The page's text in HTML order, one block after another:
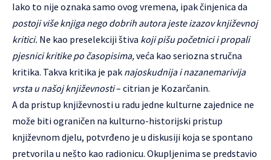
Iako to nije oznaka samo ovog vremena, ipak činjenica da
postoji više knjiga nego dobrih autora jeste izazov književnoj
kritici. Ne kao preselekciji štiva koji pišu početnici i propali
pjesnici kritike po časopisima,veća kao seriozna stručna
kritika. Takva kritika je pak najoskudnija i nazanemarivija
vrsta u našoj književnosti– citrian je Kozarčanin.
A da pristup književnosti u radu jedne kulturne zajednice ne
može biti ograničen na kulturno-historijski pristup
književnom djelu, potvrđeno je u diskusiji koja se spontano
pretvorila u nešto kao radionicu. Okupljenima se predstavio